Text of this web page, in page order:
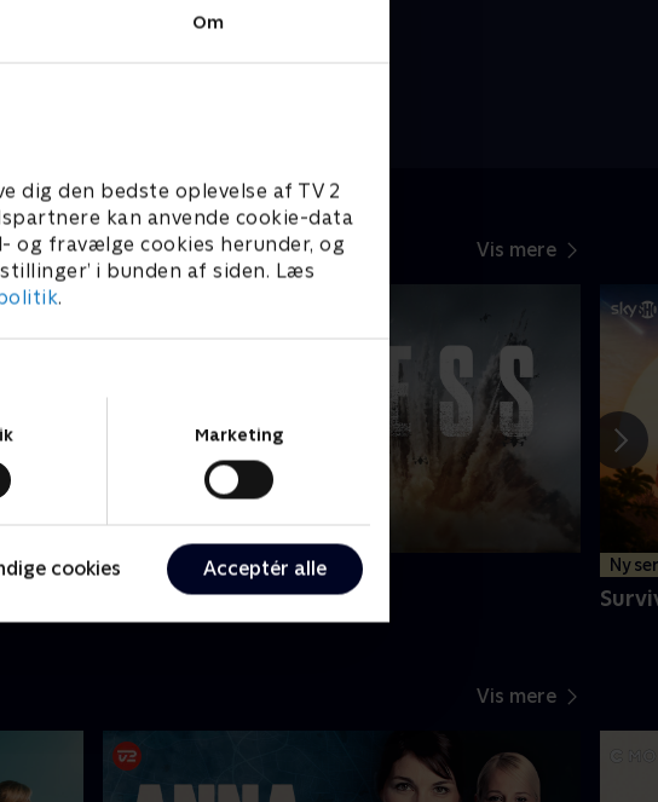
Om
dig den bedste oplevelse af TV 2
kan anvende cookie-data
fravælge cookies herunder, og
i bunden af siden. Læs
.
Marketing
cookies Acceptér alle
Vis mere
Ny sæson
Lioness
Ny
Vis mere